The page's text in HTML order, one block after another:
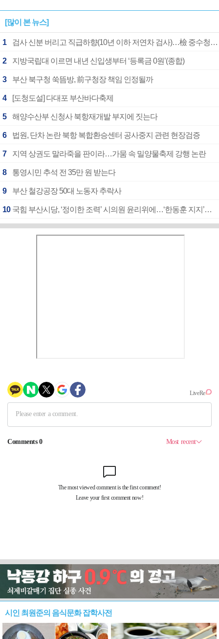
[많이 본 뉴스]
1 검사 신분 버리고 직급하향(10년 이하 저연차 검사)…檢 중수청행 기피
2 지방국립대 이르면 내년 신입생부터 ‘등록금 0원’(종합)
3 부산 북구청 쑥뜸방, 前구청장 책임 인정될까
4 [도청도설] 다대포 부산바다축제
5 해양수산부 신청사 북항재개발 부지에 짓는다
6 법원, 단차 논란 북항 복합환승센터 공사중지 관련 현장검증
7 지역 상권도 말라죽을 판이라…가뭄 속 밀양물축제 강행 논란
8 통영시민 추석 전 35만 원 받는다
9 부산 철강공장 50대 노동자 추락사
10 국힘 부산시당, ‘정이한 조력’ 시의원 윤리위에…‘한동훈 지지’도 신고접수
시인 최원준의 음식문화 잡학사전